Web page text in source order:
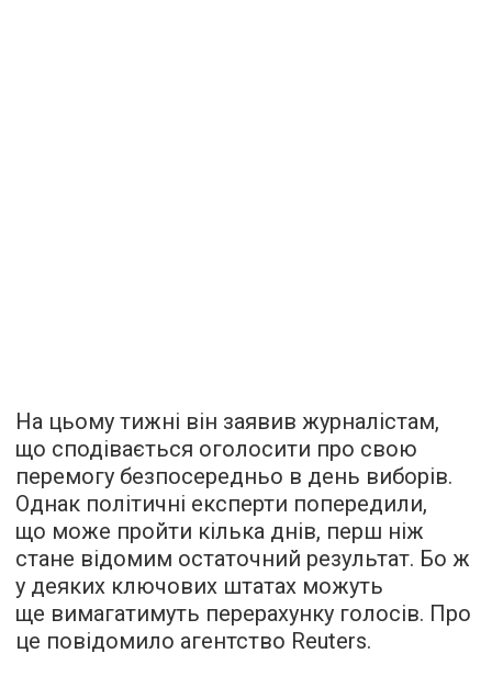
На цьому тижні він заявив журналістам,
що сподівається оголосити про свою
перемогу безпосередньо в день виборів.
Однак політичні експерти попередили,
що може пройти кілька днів, перш ніж
стане відомим остаточний результат. Бо ж
у деяких ключових штатах можуть
ще вимагатимуть перерахунку голосів. Про
це повідомило агентство Reuters.